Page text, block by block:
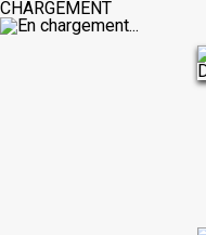
CHARGEMENT